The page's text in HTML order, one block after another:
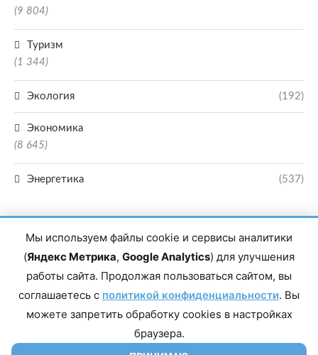
(9 804)
Туризм
(1 344)
Экология (192)
Экономика
(8 645)
Энергетика (537)
Главный редактор сетевого издания Магомаев Тимур Нухович. Контакты
редакции: 8(988)-292-94-34 Почта: vestiskfo@gmail.com По вопросам
Дагестан, г. Махачкала, пр-т Насрутдинова, д. 1а. Все права защищены.
Копирование и использование полных материалов запрещено, частичное
цитирование возможно только при условии гиперссылки на сайт mirmol.ru.
Мы используем файлы cookie и сервисы аналитики
(Яндекс Метрика, Google Analytics) для улучшения
работы сайта. Продолжая пользоваться сайтом, вы
соглашаетесь с политикой конфиденциальности. Вы
можете запретить обработку cookies в настройках
браузера.